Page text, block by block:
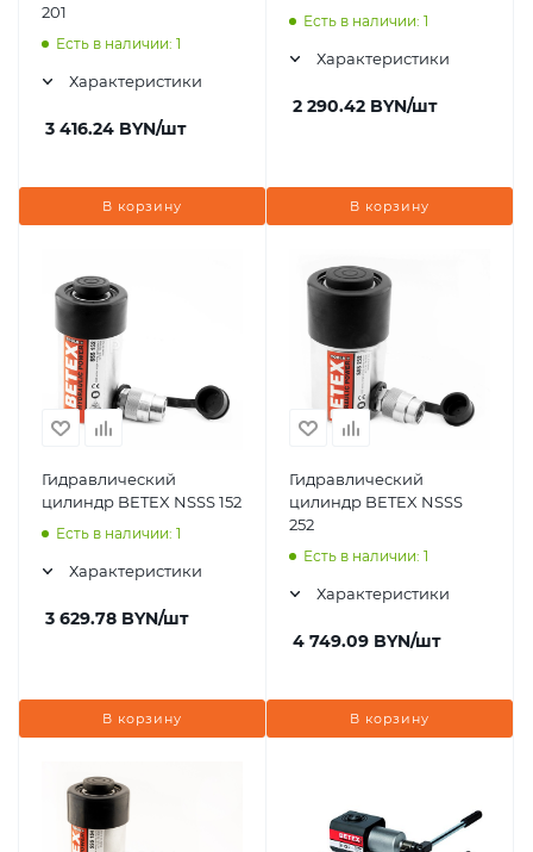
201
Есть в наличии: 1
Характеристики
3 416.24 BYN/шт
В корзину
Есть в наличии: 1
Характеристики
2 290.42 BYN/шт
В корзину
Гидравлический
цилиндр BETEX NSSS 152
Есть в наличии: 1
Характеристики
3 629.78 BYN/шт
В корзину
Гидравлический
цилиндр BETEX NSSS
252
Есть в наличии: 1
Характеристики
4 749.09 BYN/шт
В корзину